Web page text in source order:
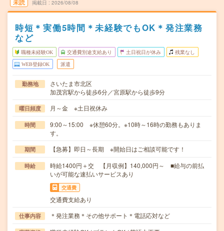
未読 掲載日 2026/08/08
時短＊実働5時間＊未経験でもOK＊発注業務
など
職種未経験OK 交通費別途支給あり 土日祝日が休み 残業なし
WEB登録OK 派遣
勤務地
さいたま市北区
加茂宮駅から徒歩6分／宮原駅から徒歩9分
曜日頻度 月～金 ※土日祝休み
時間
9:00～15:00 ※休憩60分。※10時～16時の勤務もありま
す。
期間 【急募】即日～長期 ※開始日はご相談可能です！
時給
時給1400円＋交 【月収例】140,000円～ ■給与の前払
いが可能な速払いサービスあり
交通費
交通費支給あり
仕事内容 ＊発注業務＊その他サポート＊電話応対など